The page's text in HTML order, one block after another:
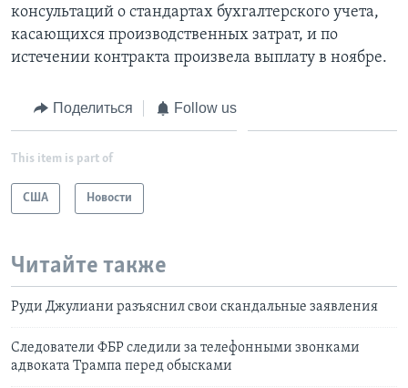
консультаций о стандартах бухгалтерского учета,
касающихся производственных затрат, и по
истечении контракта произвела выплату в ноябре.
Поделиться Follow us
This item is part of
США Новости
Читайте также
Руди Джулиани разъяснил свои скандальные заявления
Следователи ФБР следили за телефонными звонками
адвоката Трампа перед обысками